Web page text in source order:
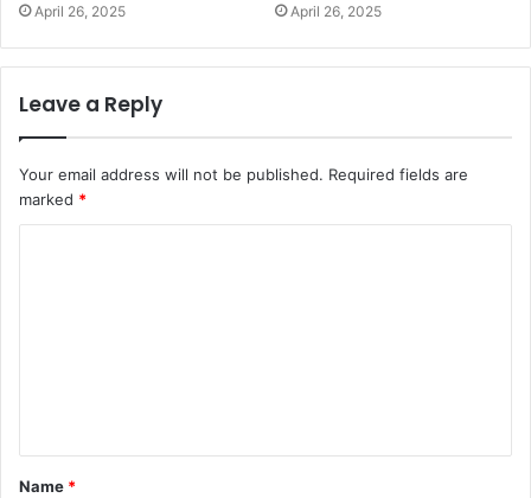
April 26, 2025 April 26, 2025
Leave a Reply
Your email address will not be published. Required fields are
marked *
Name *